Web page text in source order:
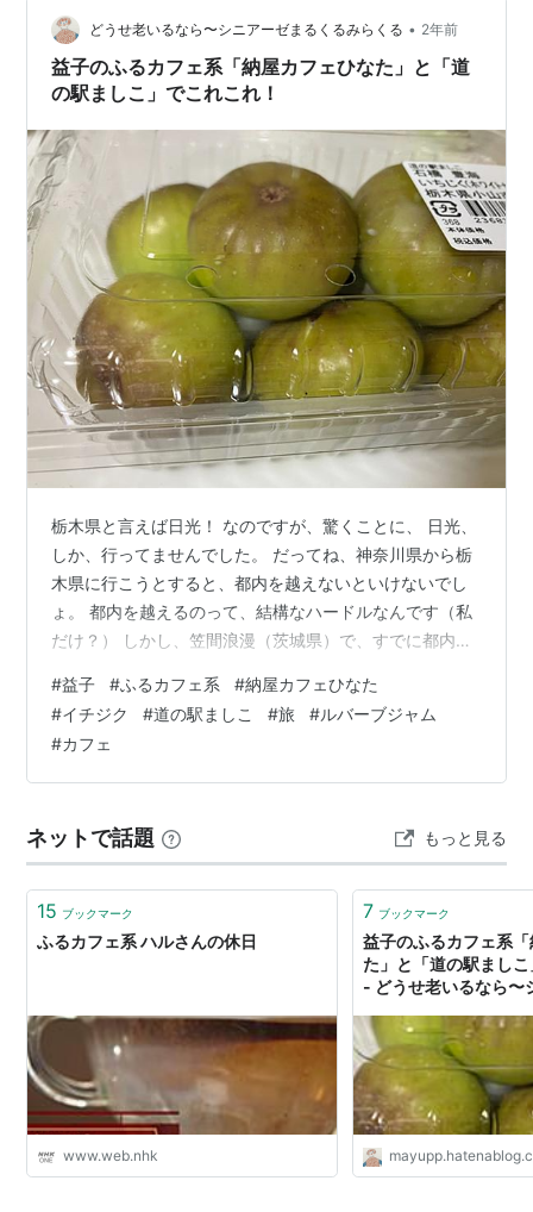
どうせ老いるなら〜シニアーゼまるくるみらくる • 2年前
益子のふるカフェ系「納屋カフェひなた」と「道
の駅ましこ」でこれこれ！
栃木県と言えば日光！ なのですが、驚くことに、 日光、
しか、行ってませんでした。 だってね、神奈川県から栃
木県に行こうとすると、都内を越えないといけないでし
ょ。 都内を越えるのって、結構なハードルなんです（私
だけ？） しかし、笠間浪漫（茨城県）で、すでに都内を
益子まで足を伸ばしてみましたよ。 栃木県芳賀郡益子町
（ましこまち）、 益子焼で有名な町です。 そうそ。 ど
うせ老いるなら「ついで」も重要ポイント！ そして、出
会ったのが… 納屋カフェ ひなたさん それがね、何も知ら
出る前の小動物みた…
#益子 #ふるカフェ系 #納屋カフェひなた
#イチジク #道の駅ましこ #旅 #ルバーブジャム
#カフェ
ネットで話題 もっと見る
15 ブックマーク
ふるカフェ系 ハルさんの休日
www.web.nhk
7 ブックマーク
益子のふるカフェ系
た」と「道の駅まし
- どうせ老いるなら〜